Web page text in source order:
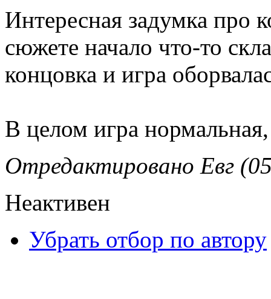
Интересная задумка про
сюжете начало что-то
концовка и игра
В целом игра
Отредактировано Евг
Неактивен
Убрать отбор по автору